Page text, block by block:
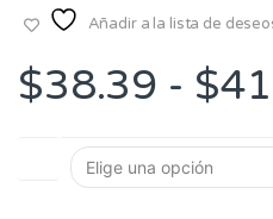
Añadir a la lista de
$38.39 - $